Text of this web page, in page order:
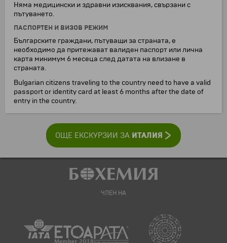
Няма медицински и здравни изисквания, свързани с
пътуването.
ПАСПОРТЕН И ВИЗОВ РЕЖИМ
Българските граждани, пътуващи за страната, е
необходимо да притежават валиден паспорт или лична
карта минимум 6 месеца след датата на влизане в
страната.
Bulgarian citizens traveling to the country need to have a valid
passport or identity card at least 6 months after the date of
entry in the country.
ОЩЕ ЕКСКУРЗИИ ЗА ИТАЛИЯ
ЧЛЕН НА